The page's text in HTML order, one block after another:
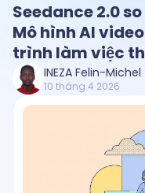
Seedance 2.0
Mô hình AI
trình làm việc
INEZA Felin-Michel
10 tháng 4 2026